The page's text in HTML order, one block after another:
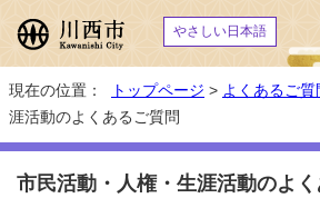
やさしい日本語
現在の位置： トップページ > よくあるご質
涯活動のよくあるご質問
市民活動・人権・生涯活動のよ